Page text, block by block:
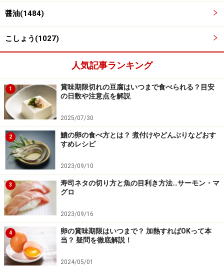
4 長ねぎを入れて炒める
3に2を加え、長ねぎがしんなりするまで炒める。
醤油(1484)
こしょう(1027)
人気記事ランキング
1
賞味期限切れの豆腐はいつまで食べられる？目安
の日数や注意点を解説
2025/07/30
2
鱧の卵の食べ方とは？ 煮付けやどんぶりなどおす
すめレシピ
2023/09/10
3
寿司ネタの切り方と魚の目利き方法…サーモン・マ
グロ
2023/09/16
4
卵の賞味期限はいつまで？ 加熱すればOKって本
当？ 疑問を徹底解説！
2024/05/01